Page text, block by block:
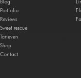
Blog
Portfolio
Reviews
Sweet rescue
Tarieven
Shop
Contact